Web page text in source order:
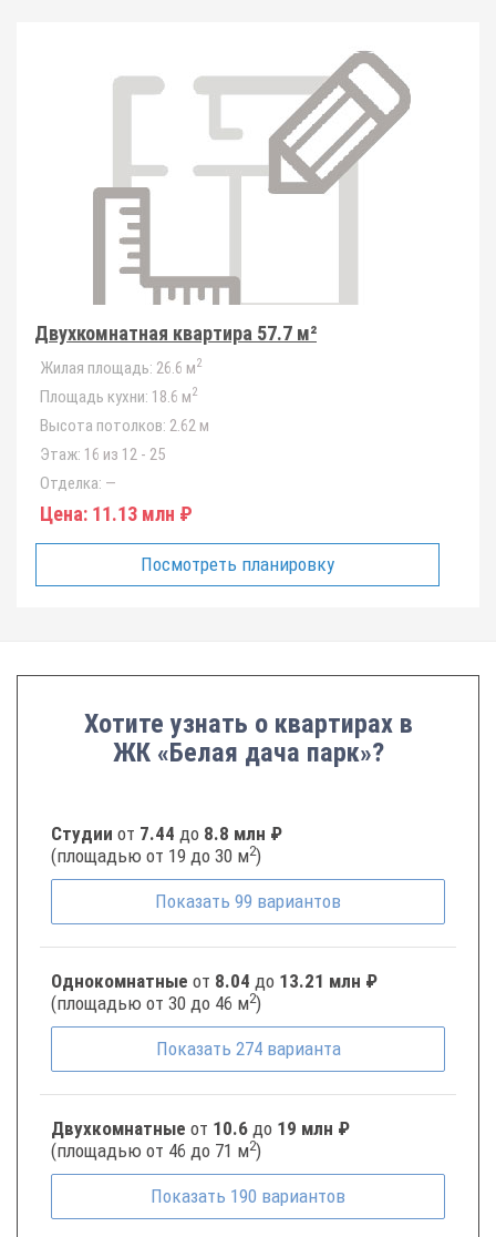
Двухкомнатная квартира 57.7 м²
Жилая площадь: 26.6 м2
Площадь кухни: 18.6 м2
Высота потолков: 2.62 м
Этаж: 16 из 12 - 25
Отделка: —
Цена: 11.13 млн ₽
Посмотреть планировку
Хотите узнать о квартирах в
ЖК «Белая дача парк»?
Студии от 7.44 до 8.8 млн ₽
(площадью от 19 до 30 м2)
Показать 99 вариантов
Однокомнатные от 8.04 до 13.21 млн ₽
(площадью от 30 до 46 м2)
Показать 274 варианта
Двухкомнатные от 10.6 до 19 млн ₽
(площадью от 46 до 71 м2)
Показать 190 вариантов